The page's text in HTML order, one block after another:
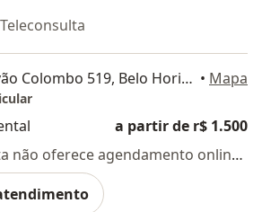
Teleconsulta
Avenida Cristóvão Colombo 519, Belo Horizonte • Mapa
a partir de r$ 1.500
Esse especialista não oferece agendamento online para esse endereço.